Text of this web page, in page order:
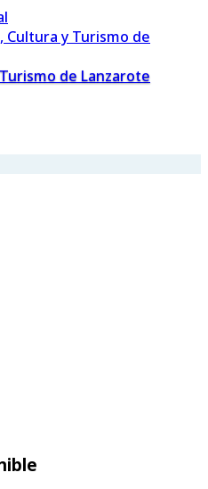
de Lanzarote